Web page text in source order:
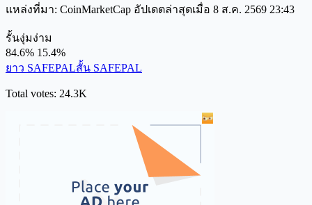
แหล่งที่มา: CoinMarketCap อัปเดตล่าสุดเมื่อ 8 ส.ค. 2569 23:43
รั้นงุ่มง่าม
84.6% 15.4%
ยาว SAFEPALสั้น SAFEPAL
Total votes: 24.3K